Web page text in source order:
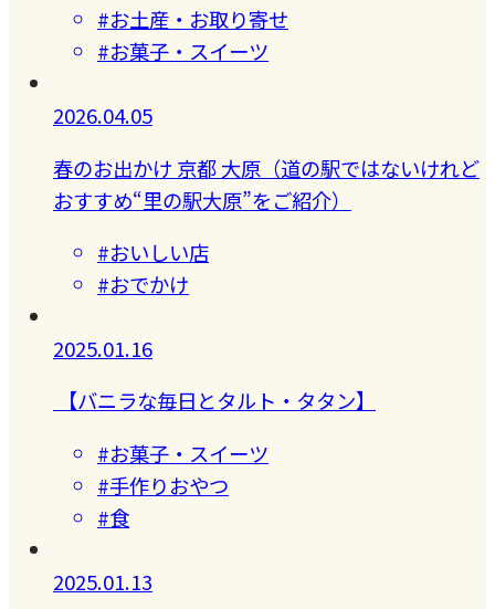
#お土産・お取り寄せ
#お菓子・スイーツ
2026.04.05
春のお出かけ 京都 大原（道の駅ではないけれど
おすすめ“里の駅大原”をご紹介）
#おいしい店
#おでかけ
2025.01.16
【バニラな毎日とタルト・タタン】
#お菓子・スイーツ
#手作りおやつ
#食
2025.01.13